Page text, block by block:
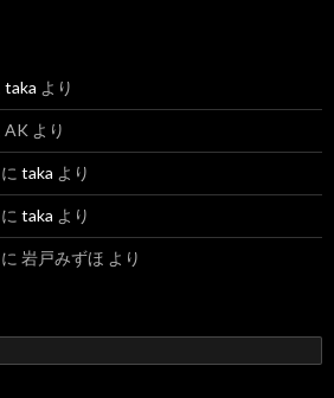
taka より
AK より
に taka より
に taka より
に 岩戸みずほ より